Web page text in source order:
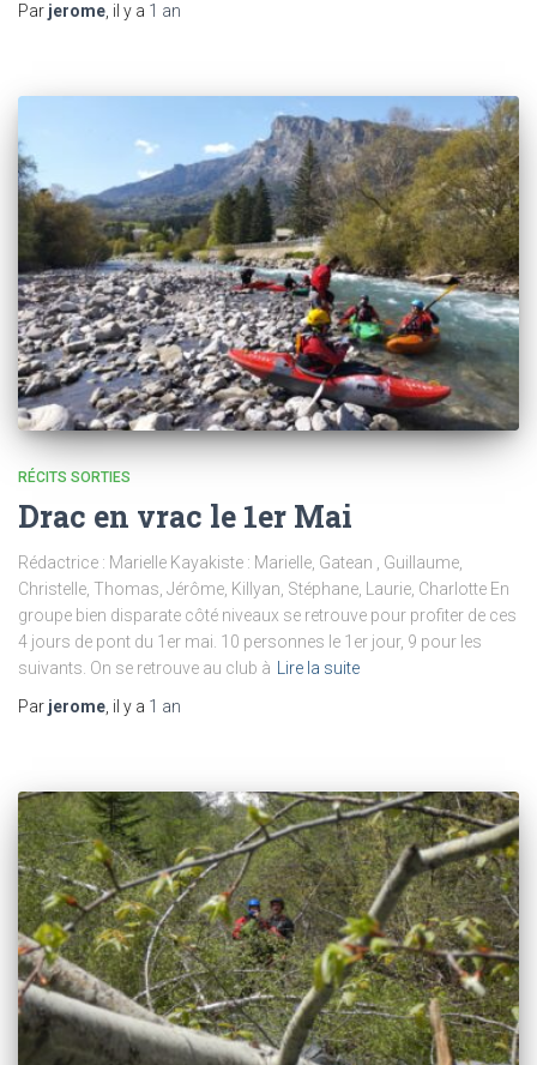
Par jerome, il y a 1 an
RÉCITS SORTIES
Drac en vrac le 1er Mai
Rédactrice : Marielle Kayakiste : Marielle, Gatean , Guillaume,
Christelle, Thomas, Jérôme, Killyan, Stéphane, Laurie, Charlotte En
groupe bien disparate côté niveaux se retrouve pour profiter de ces
4 jours de pont du 1er mai. 10 personnes le 1er jour, 9 pour les
suivants. On se retrouve au club à
Lire la suite
Par jerome , il y a 1 an